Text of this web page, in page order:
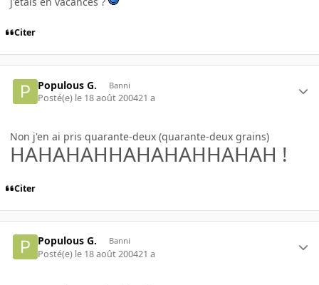
Citer
Populous G. Banni
Posté(e) le 18 août 200421 a
Non j'en ai pris quarante-deux (quarante-deux grains)
HAHAHAHHAHAHAHHAHAH !
Citer
Populous G. Banni
Posté(e) le 18 août 200421 a